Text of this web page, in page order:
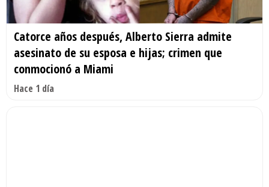
Catorce años después, Alberto Sierra admite
asesinato de su esposa e hijas; crimen que
conmocionó a Miami
Hace 1 día